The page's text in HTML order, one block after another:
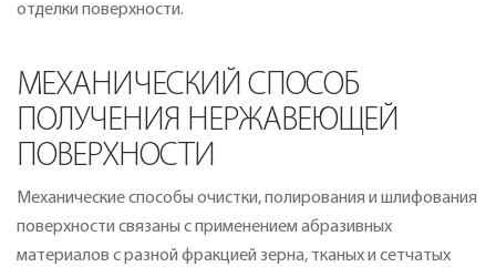
отделки поверхности.
МЕХАНИЧЕСКИЙ СПОСОБ
ПОЛУЧЕНИЯ НЕРЖАВЕЮЩЕЙ
ПОВЕРХНОСТИ
Механические способы очистки, полирования и шлифования
поверхности связаны с применением абразивных
материалов с разной фракцией зерна, тканых и сетчатых